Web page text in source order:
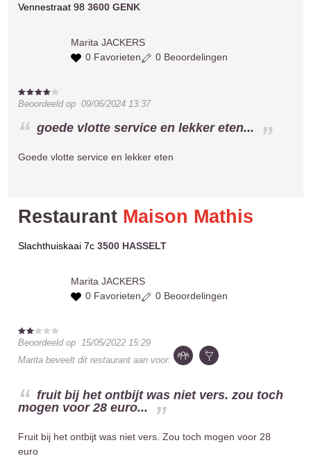
Vennestraat 983600 GENK
Marita JACKERS
0 Favorieten
0 Beoordelingen
Beoordeeld op09/06/2024 13:37
goede vlotte service en lekker eten...
Goede vlotte service en lekker eten
Restaurant Maison Mathis
Slachthuiskaai 7c3500 HASSELT
Marita JACKERS
0 Favorieten
0 Beoordelingen
Beoordeeld op
15/05/2022 15:29
Marita beveelt dit restaurant aan voor:
fruit bij het ontbijt was niet vers. zou toch
mogen voor 28 euro...
Fruit bij het ontbijt was niet vers. Zou toch mogen voor 28
euro